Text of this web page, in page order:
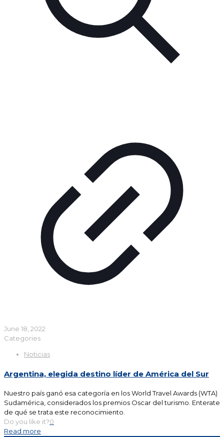
June 18, 2022
Categories
Noticias
Argentina, elegida destino líder de América del Sur
Nuestro país ganó esa categoría en los World Travel Awards (WTA)
Sudamérica, considerados los premios Oscar del turismo. Enterate
de qué se trata este reconocimiento.
Do you like it?0
Read more